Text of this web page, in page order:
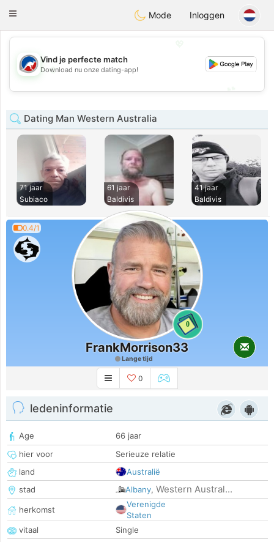
AustraliaChat
Toggle
Mode Inloggen
💖
💕
Vind je perfecte match
Download nu onze dating-app!
Dating Man Western Australia
71 jaar
Subiaco
61 jaar
Baldivis
41 jaar
Baldivis
0.4/1
0
FrankMorrison33
Lange tijd
0
ledeninformatie
Age
66 jaar
hier voor
Serieuze relatie
land
Australië
stad
Albany, Western Austral...
herkomst
Verenigde
Staten
vitaal
Single